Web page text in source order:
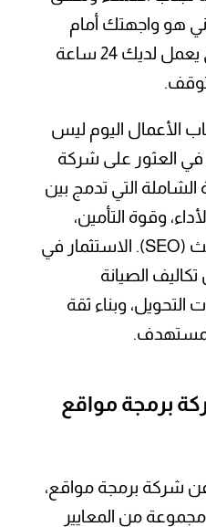
هو واجهتك أمام
العالم، وهو الموظف الذي يعمل لديك 24 ساعة
الأعمال اليوم ليس
في العثور على شركة
الشاملة التي تدمج بين
وقوة التأمين،
والتوافق مع محركات البحث (SEO). الاستثمار في
الصيانة
التحويل، وبناء ثقة
برمجة مواقع
شركة برمجة مواقع،
من المعايير